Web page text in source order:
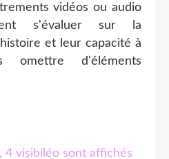
vidéos ou audio
s'évaluer sur la
et leur capacité à
omettre d'éléments